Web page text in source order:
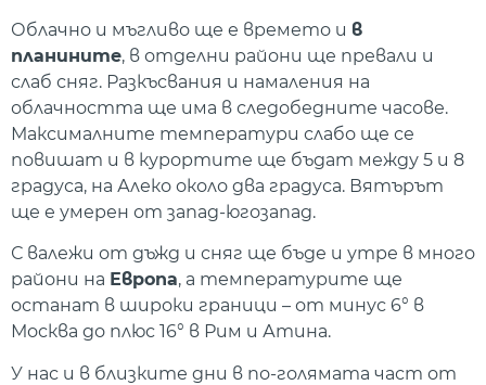
Облачно и мъгливо ще е времето и в
планините, в отделни райони ще превали и
слаб сняг. Разкъсвания и намаления на
облачността ще има в следобедните часове.
Максималните температури слабо ще се
повишат и в курортите ще бъдат между 5 и 8
градуса, на Алеко около два градуса. Вятърът
ще е умерен от запад-югозапад.
С валежи от дъжд и сняг ще бъде и утре в много
райони на Европа, а температурите ще
останат в широки граници – от минус 6° в
Москва до плюс 16° в Рим и Атина.
У нас и в близките дни в по-голямата част от